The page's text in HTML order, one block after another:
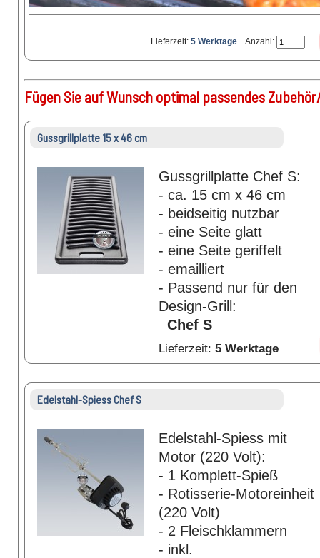
Lieferzeit: 5 Werktage Anzahl:
Fügen Sie auf Wunsch optimal passendes
Gussgrillplatte 15 x 46 cm
Gussgrillplatte Chef S:
- ca. 15 cm x 46 cm
- beidseitig nutzbar
- eine Seite glatt
- eine Seite geriffelt
- emailliert
- Passend nur für den
Design-Grill:
Chef S
Lieferzeit: 5 Werktage
Edelstahl-Spiess Chef S
Edelstahl-Spiess mit
Motor (220 Volt):
- 1 Komplett-Spieß
- Rotisserie-Motoreinheit
(220 Volt)
- 2 Fleischklammern
- inkl.